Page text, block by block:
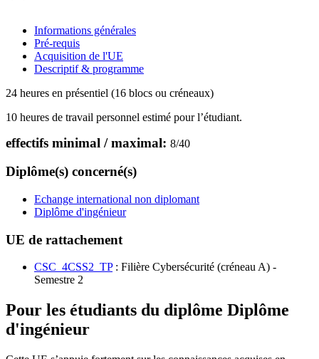
Informations générales
Pré-requis
Acquisition de l'UE
Descriptif & programme
24 heures en présentiel (16 blocs ou créneaux)
10 heures de travail personnel estimé pour l’étudiant.
effectifs minimal / maximal: 8/40
Diplôme(s) concerné(s)
Echange international non diplomant
Diplôme d'ingénieur
UE de rattachement
CSC_4CSS2_TP: Filière Cybersécurité (créneau A) -
Semestre 2
Pour les étudiants du diplôme Diplôme
d'ingénieur